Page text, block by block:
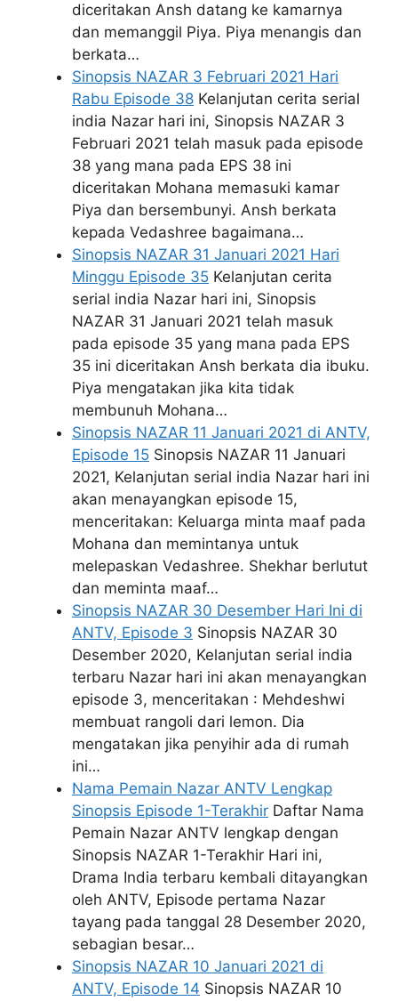
diceritakan Ansh datang ke kamarnya
dan memanggil Piya. Piya menangis dan
berkata…
Sinopsis NAZAR 3 Februari 2021 Hari
Rabu Episode 38 Kelanjutan cerita serial
india Nazar hari ini, Sinopsis NAZAR 3
Februari 2021 telah masuk pada episode
38 yang mana pada EPS 38 ini
diceritakan Mohana memasuki kamar
Piya dan bersembunyi. Ansh berkata
kepada Vedashree bagaimana…
Sinopsis NAZAR 31 Januari 2021 Hari
Minggu Episode 35 Kelanjutan cerita
serial india Nazar hari ini, Sinopsis
NAZAR 31 Januari 2021 telah masuk
pada episode 35 yang mana pada EPS
35 ini diceritakan Ansh berkata dia ibuku.
Piya mengatakan jika kita tidak
membunuh Mohana…
Sinopsis NAZAR 11 Januari 2021 di ANTV,
Episode 15 Sinopsis NAZAR 11 Januari
2021, Kelanjutan serial india Nazar hari ini
akan menayangkan episode 15,
menceritakan: Keluarga minta maaf pada
Mohana dan memintanya untuk
melepaskan Vedashree. Shekhar berlutut
dan meminta maaf…
Sinopsis NAZAR 30 Desember Hari Ini di
ANTV, Episode 3 Sinopsis NAZAR 30
Desember 2020, Kelanjutan serial india
terbaru Nazar hari ini akan menayangkan
episode 3, menceritakan : Mehdeshwi
membuat rangoli dari lemon. Dia
mengatakan jika penyihir ada di rumah
ini…
Nama Pemain Nazar ANTV Lengkap
Sinopsis Episode 1-Terakhir Daftar Nama
Pemain Nazar ANTV lengkap dengan
Sinopsis NAZAR 1-Terakhir Hari ini,
Drama India terbaru kembali ditayangkan
oleh ANTV, Episode pertama Nazar
tayang pada tanggal 28 Desember 2020,
sebagian besar…
Sinopsis NAZAR 10 Januari 2021 di
ANTV, Episode 14 Sinopsis NAZAR 10